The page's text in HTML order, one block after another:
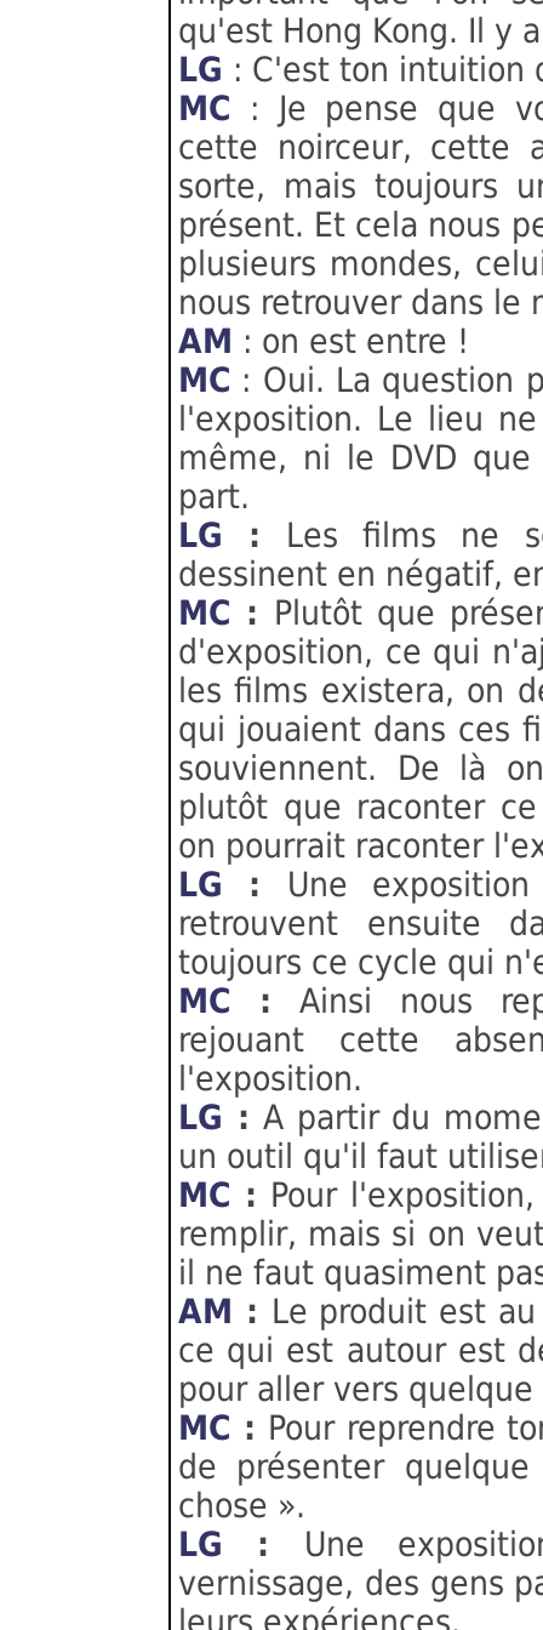
qu'est Hong Kong. Il y
LG : C'est ton intuition
MC : Je pense que
cette noirceur, cette
sorte, mais toujours
présent. Et cela nous
plusieurs mondes,
nous retrouver dans le
AM : on est entre !
MC : Oui. La question
l'exposition. Le lieu
même, ni le DVD
part.
LG : Les films ne
dessinent en négatif,
MC : Plutôt que
d'exposition, ce qui
les films existera, on
qui jouaient dans ces
souviennent. De là
plutôt que raconter
on pourrait raconter
LG : Une
retrouvent ensuite
toujours ce cycle qui
MC :Ainsi nous
rejouant cette
l'exposition.
LG :A partir du
un outil qu'il faut
MC : Pour
remplir, mais si on
il ne faut quasiment
AM : Le produit est
ce qui est autour est
pour aller vers
MC : Pour reprendre
de présenter
chose ».
LG : Une
vernissage, des gens